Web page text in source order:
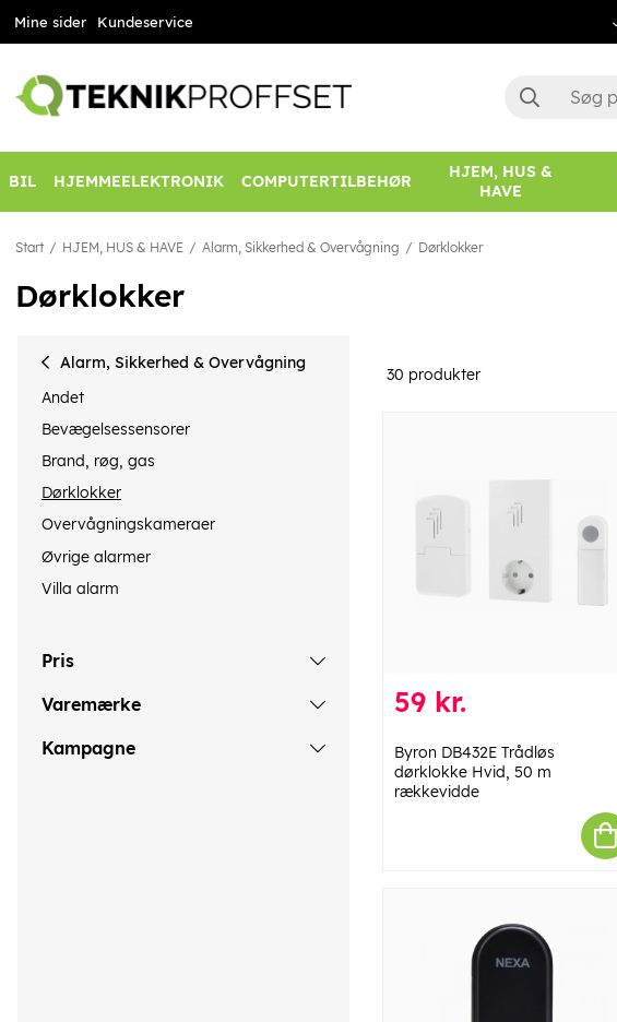
Mine sider Kundeservice
BIL HJEMMEELEKTRONIK COMPUTERTILBEHØR
HJEM, HUS &
HAVE
Start HJEM, HUS & HAVE Alarm, Sikkerhed & Overvågning Dørklokker
Dørklokker
Alarm, Sikkerhed & Overvågning
Andet
Bevægelsessensorer
Brand, røg, gas
Dørklokker
Overvågningskameraer
Øvrige alarmer
Villa alarm
Pris
Varemærke
Kampagne
30 produkter
59 kr.
Byron DB432E Trådløs
dørklokke Hvid, 50 m
rækkevidde